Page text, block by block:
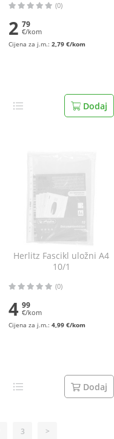
(0)
2 79
€/kom
Cijena za j.m.: 2,79 €/kom
Dodaj
Herlitz Fascikl uložni A4
10/1
(0)
4 99
€/kom
Cijena za j.m.: 4,99 €/kom
Dodaj
3 >